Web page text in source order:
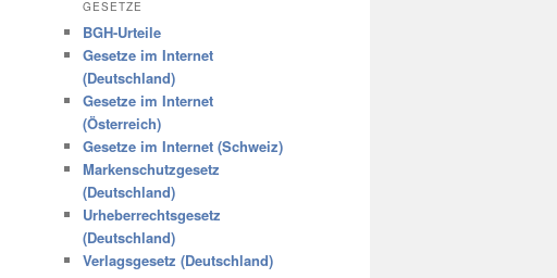
GESETZE
BGH-Urteile
Gesetze im Internet
(Deutschland)
Gesetze im Internet
(Österreich)
Gesetze im Internet (Schweiz)
Markenschutzgesetz
(Deutschland)
Urheberrechtsgesetz
(Deutschland)
Verlagsgesetz (Deutschland)